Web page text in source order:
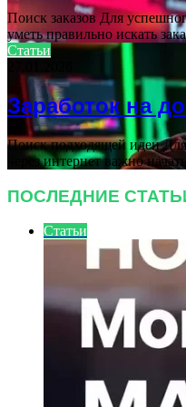
Поиск заказов Для
уметь правильно искать
Статьи
Заработок на
Поиск подходящей идеи
через интернет важно
ПОСЛЕДНИЕ
Статьи